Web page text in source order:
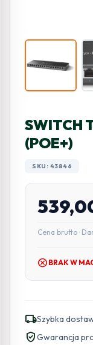
SWITCH
(POE+)
SKU: 43846
Cena brutto ·
cancel BRAK W
local_shippingSzybka
verified_userGwarancja